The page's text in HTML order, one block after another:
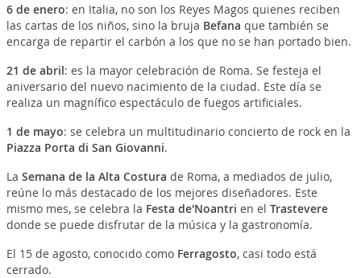
6 de enero: en Italia, no son los Reyes Magos quienes reciben
las cartas de los niños, sino la bruja Befana que también se
encarga de repartir el carbón a los que no se han portado bien.
21 de abril: es la mayor celebración de Roma. Se festeja el
aniversario del nuevo nacimiento de la ciudad. Este día se
realiza un magnífico espectáculo de fuegos artificiales.
1 de mayo: se celebra un multitudinario concierto de rock en la
Piazza Porta di San Giovanni.
La Semana de la Alta Costura de Roma, a mediados de julio,
reúne lo más destacado de los mejores diseñadores. Este
mismo mes, se celebra la Festa de'Noantri en el Trastevere
donde se puede disfrutar de la música y la gastronomía.
El 15 de agosto, conocido como Ferragosto, casi todo está
cerrado.